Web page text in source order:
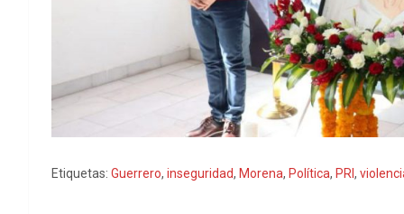
Etiquetas: Guerrero, inseguridad, Morena, Política, PRI,